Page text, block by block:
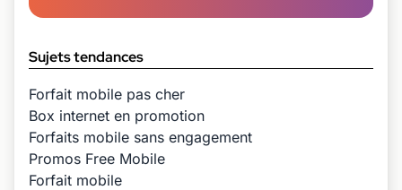
Sujets tendances
Forfait mobile pas cher
Box internet en promotion
Forfaits mobile sans engagement
Promos Free Mobile
Forfait mobile